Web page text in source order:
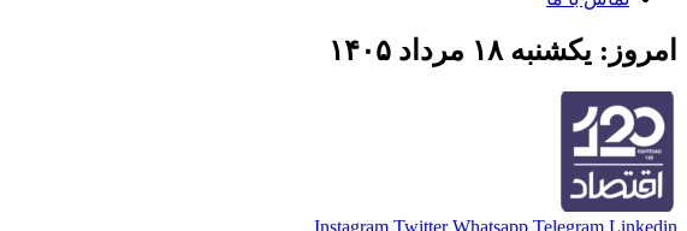
امروز: یکشنبه ۱۸ مرداد ۱۴۰۵
Instagram Twitter Whatsapp Telegram Linkedin